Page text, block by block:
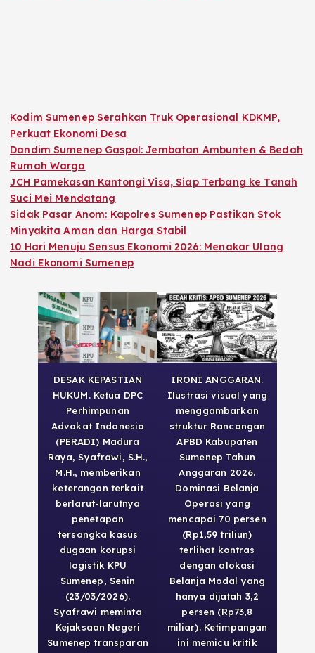
Kodim Sumenep Serahkan Truk Operasional KDKMP,
Perkuat Ekonomi Desa
Dandim Sumenep Gaspol: Jembatan Ambunten & Bedah
Rumah Warga
JCH Pamekasan Kantongi Visa, Siap Terbang ke Tanah
Suci Mei Mendatang
Sidak Pasar Anom: Kapolres Sumenep Pastikan Stok
Minyakita Aman dan Harga Stabil
10 Hari Menuju Sensus Ekonomi 2026: Menakar Ulang
Nadi Ekonomi Sumenep
DESAK KEPASTIAN
HUKUM. Ketua DPC
Perhimpunan
Advokat Indonesia
(PERADI) Madura
Raya, Syafrawi, S.H.,
M.H., memberikan
keterangan terkait
berlarut-larutnya
penetapan
tersangka kasus
dugaan korupsi
logistik KPU
Sumenep, Senin
(23/03/2026).
Syafrawi meminta
Kejaksaan Negeri
Sumenep transparan
IRONI ANGGARAN.
Ilustrasi visual yang
menggambarkan
struktur Rancangan
APBD Kabupaten
Sumenep Tahun
Anggaran 2026.
Dominasi Belanja
Operasi yang
mencapai 70 persen
(Rp1,59 triliun)
terlihat kontras
dengan alokasi
Belanja Modal yang
hanya dijatah 3,2
persen (Rp73,8
miliar). Ketimpangan
ini memicu kritik